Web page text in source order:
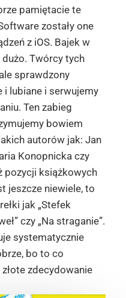
pamiętacie te
zostały one
z iOS. Bajek w
Twórcy tych
sprawdzony
lubiane i serwujemy
Ten zabieg
bowiem
autorów jak: Jan
Konopnicka czy
pozycji książkowych
jeszcze niewiele, to
jak „Stefek
czy „Na straganie”.
systematycznie
bo to co
zdecydowanie